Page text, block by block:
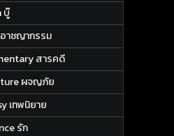
บู๊
าชญากรรม
สารคดี
ผจญภัย
เทพนิยาย
รัก